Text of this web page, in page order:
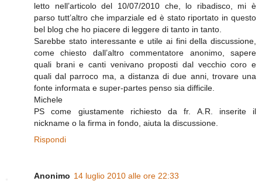
letto nell’articolo del 10/07/2010 che, lo ribadisco, mi è
parso tutt’altro che imparziale ed è stato riportato in questo
bel blog che ho piacere di leggere di tanto in tanto.
Sarebbe stato interessante e utile ai fini della discussione,
come chiesto dall’altro commentatore anonimo, sapere
quali brani e canti venivano proposti dal vecchio coro e
quali dal parroco ma, a distanza di due anni, trovare una
fonte informata e super-partes penso sia difficile.
Michele
PS come giustamente richiesto da fr. A.R. inserite il
nickname o la firma in fondo, aiuta la discussione.
Rispondi
Anonimo 14 luglio 2010 alle ore 22:33